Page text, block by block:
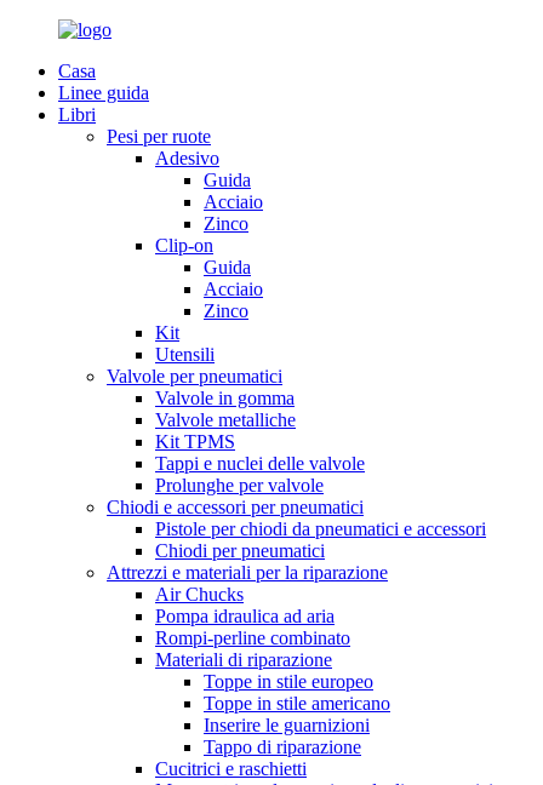
Casa
Linee guida
Libri
Pesi per ruote
Adesivo
Guida
Acciaio
Zinco
Clip-on
Guida
Acciaio
Zinco
Kit
Utensili
Valvole per pneumatici
Valvole in gomma
Valvole metalliche
Kit TPMS
Tappi e nuclei delle valvole
Prolunghe per valvole
Chiodi e accessori per pneumatici
Pistole per chiodi da pneumatici e accessori
Chiodi per pneumatici
Attrezzi e materiali per la riparazione
Air Chucks
Pompa idraulica ad aria
Rompi-perline combinato
Materiali di riparazione
Toppe in stile europeo
Toppe in stile americano
Inserire le guarnizioni
Tappo di riparazione
Cucitrici e raschietti